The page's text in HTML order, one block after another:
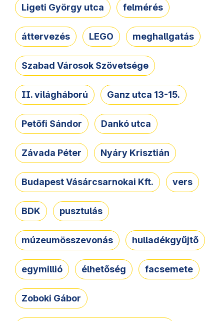
Ligeti György utca felmérés
áttervezés LEGO meghallgatás
Szabad Városok Szövetsége
II. világháború Ganz utca 13-15.
Petőfi Sándor Dankó utca
Závada Péter Nyáry Krisztián
Budapest Vásárcsarnokai Kft. vers
BDK pusztulás
múzeumösszevonás hulladékgyűjtő
egymillió élhetőség facsemete
Zoboki Gábor